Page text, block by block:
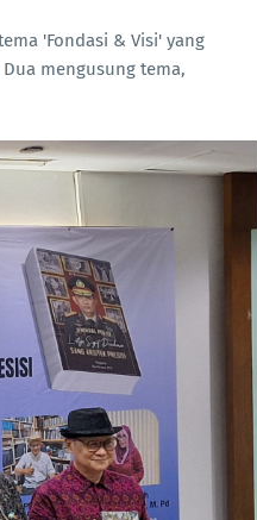
'Fondasi & Visi' yang
mengusung tema,